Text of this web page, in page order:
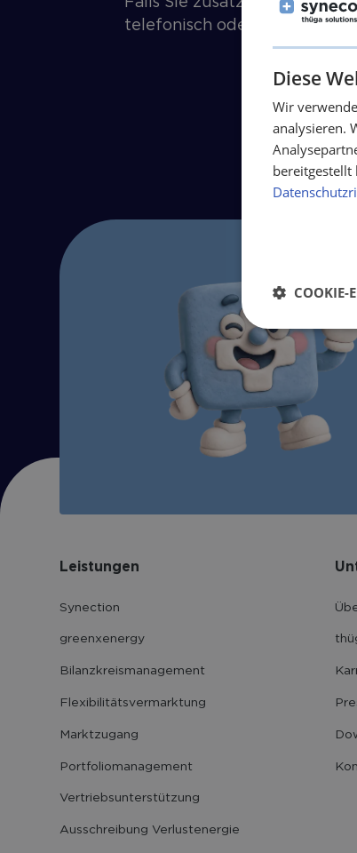
telefonisch oder per E-Mail.
Leistungen
Synection
greenxenergy
Bilanzkreis­management
Flexibilitäts­vermarktung
Marktzugang
Portfolio­management
Vertriebs­unter­stützung
Ausschreibung Verlustenergie
Diese
Wir
analysieren.
bereitgestellt
COOKIE-